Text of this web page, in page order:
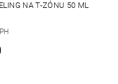
NA T-ZÓNU 50 ML